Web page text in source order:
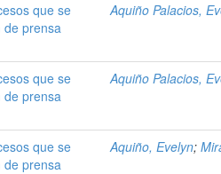
que se
de prensa
Aquiño Palacios,
que se
de prensa
Aquiño Palacios,
que se
de prensa
Aquiño, Evelyn;